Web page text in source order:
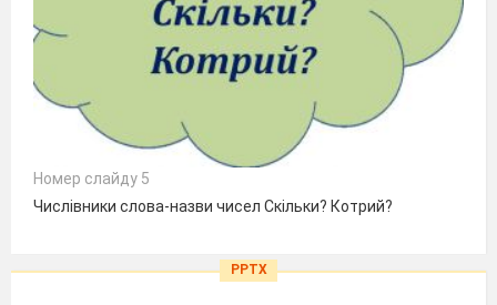
Номер слайду 5
Числівники слова-назви чисел Скільки? Котрий?
PPTX